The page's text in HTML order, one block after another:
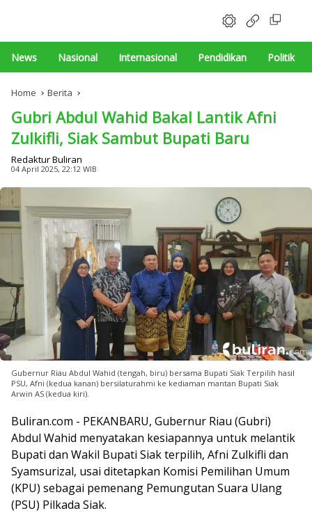
News Nasional Internasional Pendidikan Politik
Home Berita
Gubri Abdul Wahid Bakal Lantik Afni
Zulkifli, Siak Sambut Bupati Baru
Redaktur Buliran
04 April 2025, 22:12 WIB
Gubernur Riau Abdul Wahid (tengah, biru) bersama Bupati Siak Terpilih hasil
PSU, Afni (kedua kanan) bersilaturahmi ke kediaman mantan Bupati Siak
Arwin AS (kedua kiri).
Buliran.com - PEKANBARU, Gubernur Riau (Gubri)
Abdul Wahid menyatakan kesiapannya untuk melantik
Bupati dan Wakil Bupati Siak terpilih, Afni Zulkifli dan
Syamsurizal, usai ditetapkan Komisi Pemilihan Umum
(KPU) sebagai pemenang Pemungutan Suara Ulang
(PSU) Pilkada Siak.